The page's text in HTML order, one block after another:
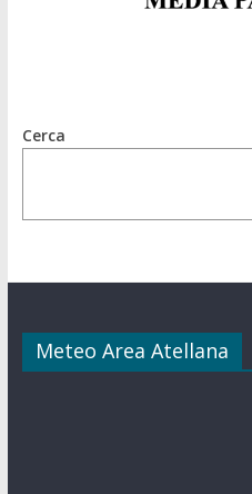
Cerca
Meteo Area Atellana